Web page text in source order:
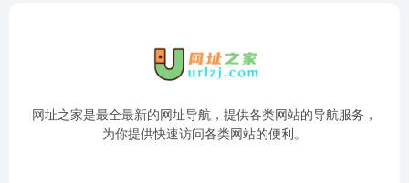
网址之家是最全最新的网址导航，提供各类网站的导航服务，
为你提供快速访问各类网站的便利。